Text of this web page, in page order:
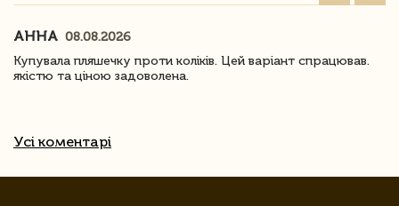
АННА 08.08.2026
Купувала пляшечку проти коліків. Цей варіант спрацював.
якістю та ціною задоволена.
Усі коментарі